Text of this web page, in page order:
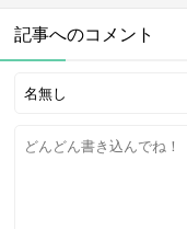
記事へのコメント